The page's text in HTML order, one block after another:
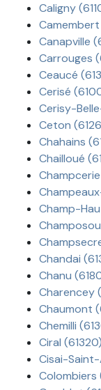
Caligny
Camembert
Canapville
Carrouges
Ceaucé
Cerisé
Cerisy-
Ceton
Chahains
Chailloué
Champcerie
Champ-
Chandai
Chanu
Charencey
Chaumont
Chemilli
Ciral (61320)
Cisai-
Colombiers